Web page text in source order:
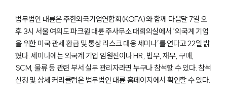
법무법인 대륜은 주한외국기업연합회(KOFA)와 함께 다음달 7일 오
후 3시 서울 여의도 파크원 대륜 주사무소 대회의실에서 ‘외국계 기업
을 위한 미국 관세 환급 및 통상 리스크 대응 세미나’를 연다고 22일 밝
혔다. 세미나에는 외국계 기업 임원진이나 HR, 법무, 재무, 구매,
SCM, 물류 등 관련 부서 실무 관리자라면 누구나 참석할 수 있다. 참석
신청 및 상세 커리큘럼은 법무법인 대륜 홈페이지에서 확인할 수 있다.